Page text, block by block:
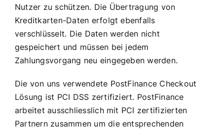
Nutzer zu schützen. Die Übertragung von
Kreditkarten-Daten erfolgt ebenfalls
verschlüsselt. Die Daten werden nicht
gespeichert und müssen bei jedem
Zahlungsvorgang neu eingegeben werden.
Die von uns verwendete PostFinance Checkout
Lösung ist PCI DSS zertifiziert. PostFinance
arbeitet ausschliesslich mit PCI zertifizierten
Partnern zusammen um die entsprechenden